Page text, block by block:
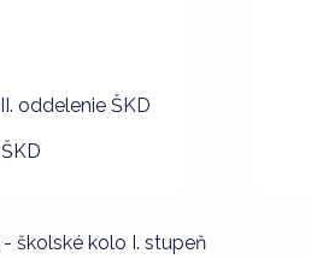
oddelenie ŠKD
školské kolo I. stupeň